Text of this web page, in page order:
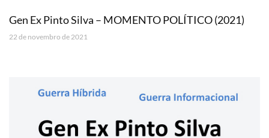
Gen Ex Pinto Silva – MOMENTO POLÍTICO (2021)
22 de novembro de 2021